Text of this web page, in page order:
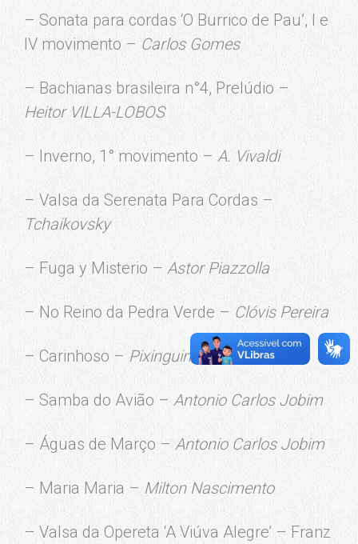
– Sonata para cordas ‘O Burrico de Pau’, I e
IV movimento – Carlos Gomes
– Bachianas brasileira n°4, Prelúdio –
Heitor VILLA-LOBOS
– Inverno, 1° movimento – A. Vivaldi
– Valsa da Serenata Para Cordas –
Tchaikovsky
– Fuga y Misterio – Astor Piazzolla
– No Reino da Pedra Verde – Clóvis Pereira
– Carinhoso – Pixinguinha
– Samba do Avião – Antonio Carlos Jobim
– Águas de Março – Antonio Carlos Jobim
– Maria Maria – Milton Nascimento
– Valsa da Opereta ‘A Viúva Alegre’ – Franz